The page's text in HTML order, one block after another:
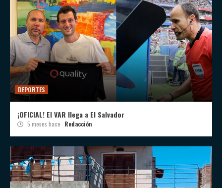
DEPORTES
¡OFICIAL! El VAR llega a El Salvador
5 meses hace Redacción